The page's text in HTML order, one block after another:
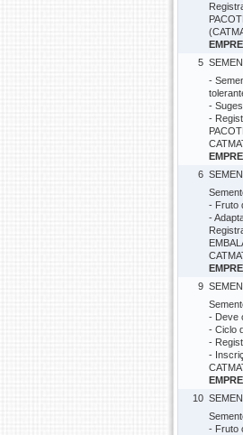
5
-
-
-
6
- Fruto
-
9
- Deve
- Ciclo
-
-
10
- Fruto